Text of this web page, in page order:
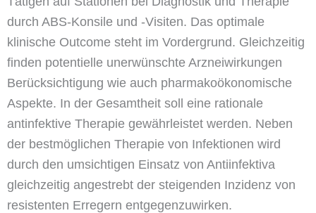
durch ABS-Konsile und -Visiten. Das optimale
klinische Outcome steht im Vordergrund. Gleichzeitig
finden potentielle unerwünschte Arzneiwirkungen
Berücksichtigung wie auch pharmakoökonomische
Aspekte. In der Gesamtheit soll eine rationale
antinfektive Therapie gewährleistet werden. Neben
der bestmöglichen Therapie von Infektionen wird
durch den umsichtigen Einsatz von Antiinfektiva
gleichzeitig angestrebt der steigenden Inzidenz von
resistenten Erregern entgegenzuwirken.